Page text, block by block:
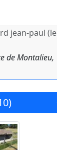
jean-paul (le
de Montalieu,